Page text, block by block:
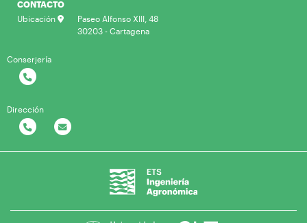
CONTACTO
Ubicación
Paseo Alfonso XIII, 48
30203 - Cartagena
Conserjería
Dirección